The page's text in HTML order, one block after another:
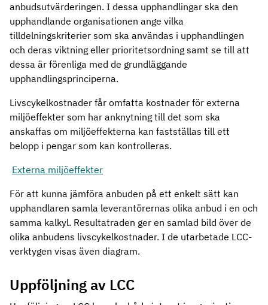
anbudsutvärderingen. I dessa upphandlingar ska den
upphandlande organisationen ange vilka
tilldelningskriterier som ska användas i upphandlingen
och deras viktning eller prioritetsordning samt se till att
dessa är förenliga med de grundläggande
upphandlingsprinciperna.
Livscykelkostnader får omfatta kostnader för externa
miljöeffekter som har anknytning till det som ska
anskaffas om miljöeffekterna kan fastställas till ett
belopp i pengar som kan kontrolleras.
Externa miljöeffekter
För att kunna jämföra anbuden på ett enkelt sätt kan
upphandlaren samla leverantörernas olika anbud i en och
samma kalkyl. Resultatraden ger en samlad bild över de
olika anbudens livscykelkostnader. I de utarbetade LCC-
verktygen visas även diagram.
Uppföljning av LCC